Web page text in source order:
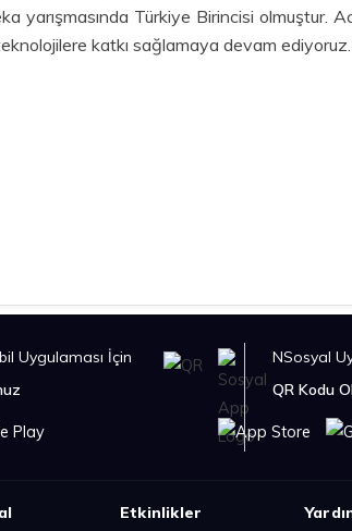
yarışmasında Türkiye Birincisi
katkı sağlamaya devam ediyoruz.
Uygulaması İçin
NSosyal
QR Kodu
Etkinlikler